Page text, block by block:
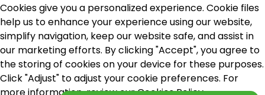
Cookies give you a personalized experience. Cookie files
help us to enhance your experience using our website,
simplify navigation, keep our website safe, and assist in
our marketing efforts. By clicking "Accept", you agree to
the storing of cookies on your device for these purposes.
Click "Adjust" to adjust your cookie preferences. For
more information, review our Cookies Policy.